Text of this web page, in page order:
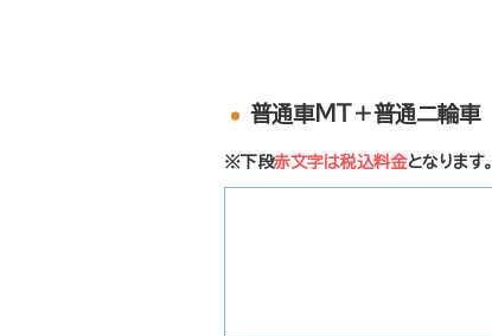
普通車MT＋普通二輪車
※下段赤文字は税込料金となります。